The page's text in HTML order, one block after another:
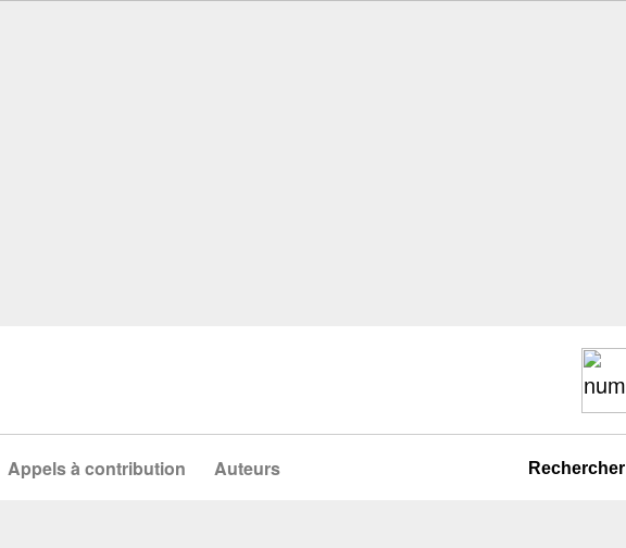
Appels à contribution Auteurs Rechercher